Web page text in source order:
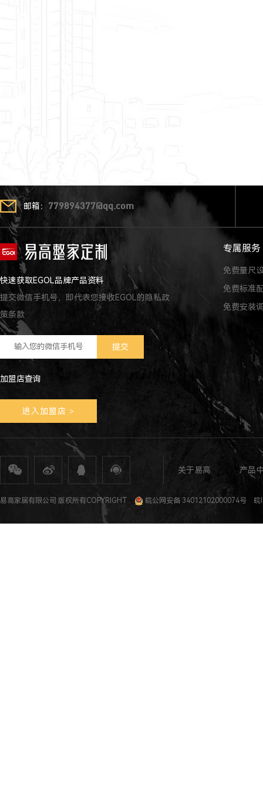
邮箱： 779894377@qq.com
快速获取EGOL品牌产品资料
提交微信手机号，即代表您接收EGOL的隐私政
策条款
加盟店查询
进入加盟店 >
专属服务
免费量尺
免费标准
免费安装
关于易高 产品
全屋定制 定制家具 整体家居 衣柜定制 橱柜定制 全屋定制加盟 全屋整装 全屋定制
易高家居有限公司 版权所有COPYRIGHT 皖公网安备 34012102000074号 皖